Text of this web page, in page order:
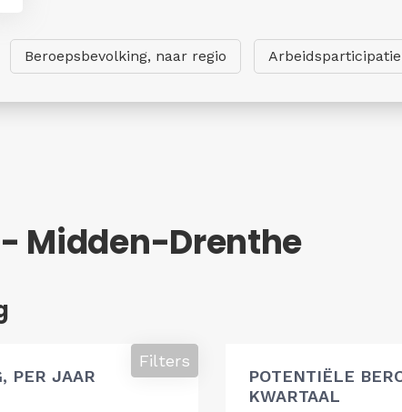
Beroepsbevolking, naar regio Arbeidsparticipatie
Midden-Drenthe
PER JAAR
Filters
POTENTIËLE
KWARTAAL